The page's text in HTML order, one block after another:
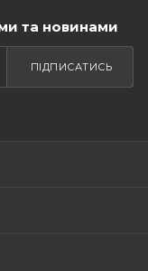
та новинами
ПІДПИСАТИСЬ